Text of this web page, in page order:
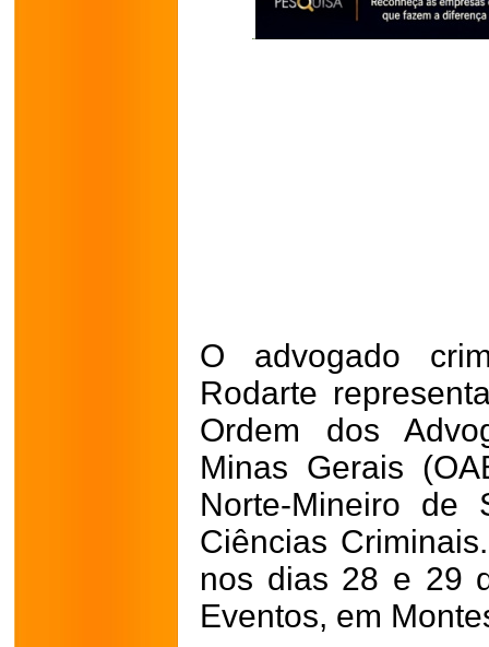
O advogado
Rodarte
Ordem dos
Minas Gerais
Norte-Mineiro de
Ciências
nos dias 28 e 29
Eventos, em